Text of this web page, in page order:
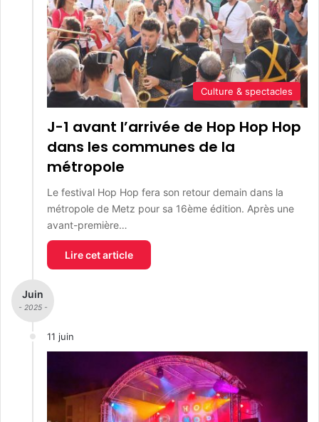
Culture & spectacles
J-1 avant l’arrivée de Hop Hop Hop
dans les communes de la
métropole
Le festival Hop Hop fera son retour demain dans la
métropole de Metz pour sa 16ème édition. Après une
avant-première…
Lire cet article
Juin
- 2025 -
11 juin